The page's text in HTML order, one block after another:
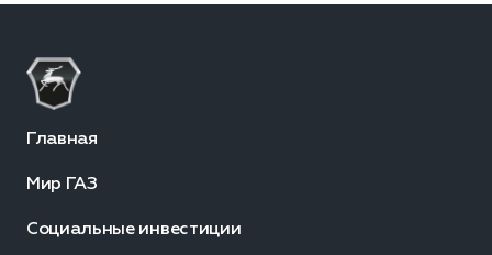
Главная
Мир ГАЗ
Социальные инвестиции